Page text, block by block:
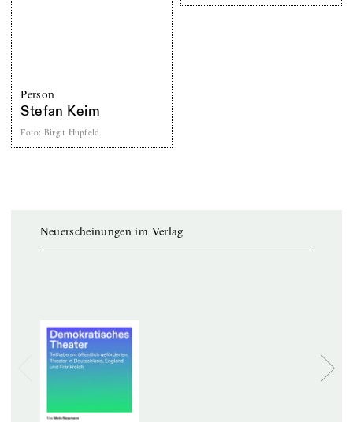
Person
Stefan Keim
Foto: Birgit Hupfeld
Neuerscheinungen im Verlag